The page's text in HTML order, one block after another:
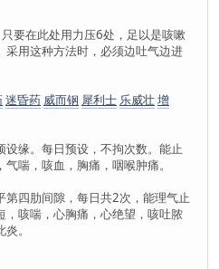
要在此处用力压6处，足以是咳嗽
用这种方法时，必须边吐气边进
迷昏药 威而钢 犀利士 乐威壮增
缘。每日预设，不拘次数。能止
喘，咳血，胸痛，咽喉肿痛。
四肋间隙，每日共2次，能理气止
咳喘，心胸痛，心绝望，咳吐脓
。